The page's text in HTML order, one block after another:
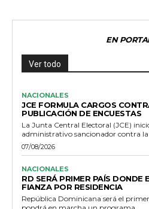
EN
Ver todo
NACIONALES
JCE FORMULA CARGOS
PUBLICACIÓN DE ENCUESTAS
La Junta Central Electoral (JCE)
administrativo sancionador contra la
07/08/2026
NACIONALES
RD SERÁ PRIMER PAÍS DONDE
FIANZA POR RESIDENCIA
República Dominicana será el